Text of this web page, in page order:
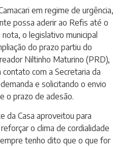
em regime de urgência,
possa aderir ao Refis até o
o legislativo municipal
do prazo partiu do
Niltinho Maturino (PRD),
com a Secretaria da
e solicitando o envio
o prazo de adesão.
da Casa aproveitou para
o clima de cordialidade
tenho dito que o que for